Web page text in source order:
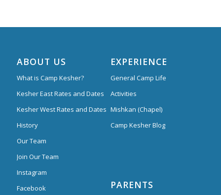
ABOUT US
What is Camp Kesher?
Kesher East Rates and Dates
Kesher West Rates and Dates
History
Our Team
Join Our Team
Instagram
Facebook
EXPERIENCE
General Camp Life
Activities
Mishkan (Chapel)
Camp Kesher Blog
PARENTS